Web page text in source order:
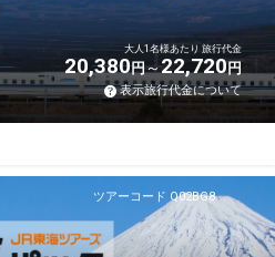
大人1名様あたり 旅行代金
20,380円 22,720円
表示旅行代金について
ツアーコード Q02BG8